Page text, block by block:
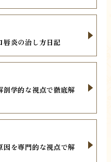
炎の治し方日記
剖学的な視点で徹底解
を専門的な視点で解